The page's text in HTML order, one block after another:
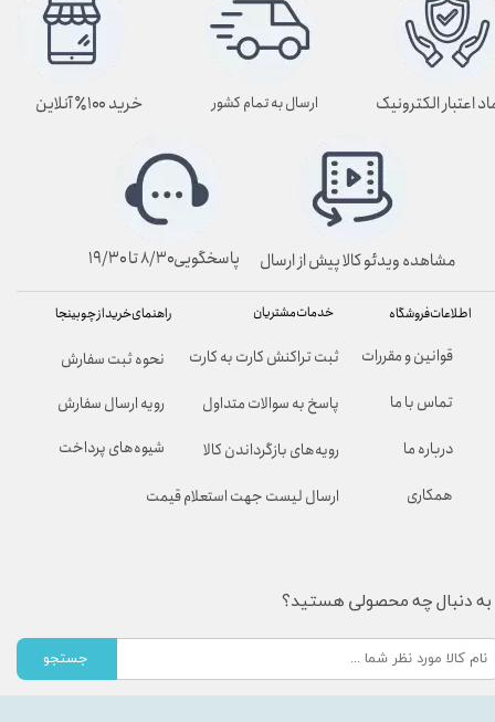
راهنمای خرید از چوبینجا
نحوه ثبت سفارش
رویه ارسال سفارش
شیوه‌های پرداخت
خدمات مشتریان
ثبت تراکنش کارت به کارت
پاسخ به سوالات متداول
رویه‌های بازگرداندن کالا
ارسال لیست جهت استعلام قیمت
اطلاعات فروشگاه
قوانین و مقررات
تماس با ما
درباره ما
همکاری
به دنبال چه محصولی هستید؟
جستجو
ارسال به تمام کشور
پاسخگویی۸/۳۰ تا ۱۹/۳۰
اعتبار الکترونیک خرید ۱۰۰٪ آنلاین
مشاهده ویدئو کالا پیش از ارسال